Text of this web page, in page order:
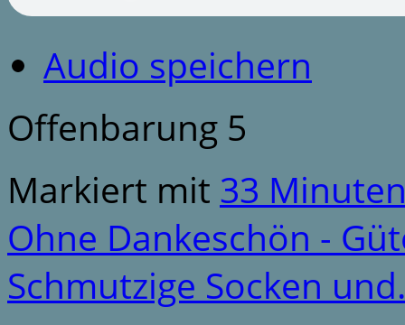
Audio speichern
Offenbarung 5
Markiert mit 33
Ohne Dankeschön -
Schmutzige Socken